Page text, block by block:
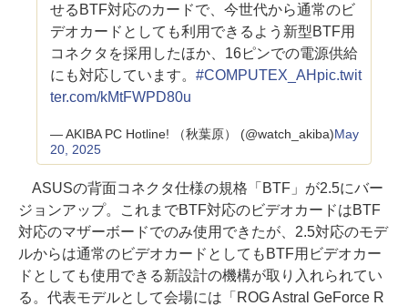
せるBTF対応のカードで、今世代から通常のビ
デオカードとしても利用できるよう新型BTF用
コネクタを採用したほか、16ピンでの電源供給
にも対応しています。#COMPUTEX_AH pic.twit
ter.com/kMtFWPD80u
— AKIBA PC Hotline! （秋葉原） (@watch_akiba)May
20, 2025
ASUSの背面コネクタ仕様の規格「BTF」が2.5にバー
ジョンアップ。これまでBTF対応のビデオカードはBTF
対応のマザーボードでのみ使用できたが、2.5対応のモデ
ルからは通常のビデオカードとしてもBTF用ビデオカー
ドとしても使用できる新設計の機構が取り入れられてい
る。代表モデルとして会場には「ROG Astral GeForce R